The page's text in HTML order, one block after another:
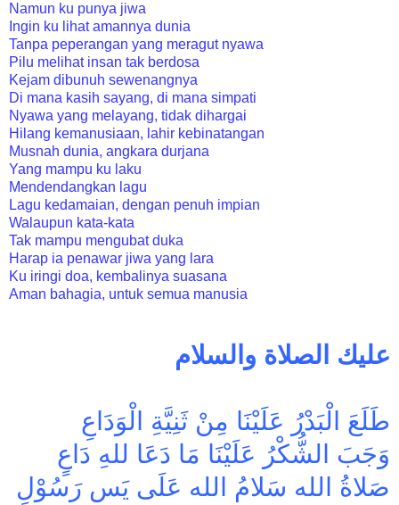
Namun ku punya jiwa
Ingin ku lihat amannya dunia
Tanpa peperangan yang meragut nyawa
Pilu melihat insan tak berdosa
Kejam dibunuh sewenangnya
Di mana kasih sayang, di mana simpati
Nyawa yang melayang, tidak dihargai
Hilang kemanusiaan, lahir kebinatangan
Musnah dunia, angkara durjana
Yang mampu ku laku
Mendendangkan lagu
Lagu kedamaian, dengan penuh impian
Walaupun kata-kata
Tak mampu mengubat duka
Harap ia penawar jiwa yang lara
Ku iringi doa, kembalinya suasana
Aman bahagia, untuk semua manusia
عليك الصلاة والسلام
طَلَعَ الْبَدْرُ عَلَيْنَا مِنْ ثَنِيَّةِ الْوَدَاعِ
وَجَبَ الشُّكْرُ عَلَيْنَا مَا دَعَا للهِ دَاعٍ
صَلاةُ الله سَلامُ الله عَلَى يَس رَسُوْلِ